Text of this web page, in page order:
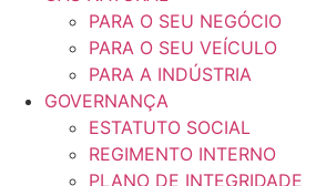
PARA O SEU NEGÓCIO
PARA O SEU VEÍCULO
PARA A INDÚSTRIA
GOVERNANÇA
ESTATUTO SOCIAL
REGIMENTO INTERNO
PLANO DE INTEGRIDADE